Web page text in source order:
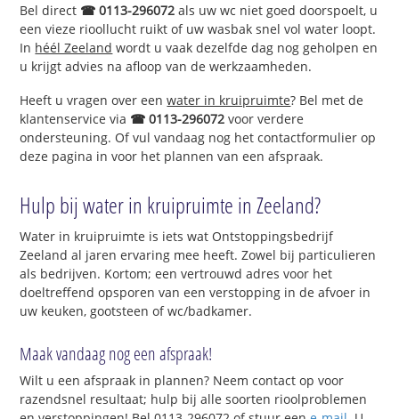
Bel direct ☎ 0113-296072 als uw wc niet goed doorspoelt, u
een vieze rioollucht ruikt of uw wasbak snel vol water loopt.
In héél Zeeland wordt u vaak dezelfde dag nog geholpen en
u krijgt advies na afloop van de werkzaamheden.
Heeft u vragen over eenwater in kruipruimte? Bel met de
klantenservice via ☎ 0113-296072 voor verdere
ondersteuning. Of vul vandaag nog het contactformulier op
deze pagina in voor het plannen van een afspraak.
Hulp bij water in kruipruimte in Zeeland?
Water in kruipruimte is iets wat Ontstoppingsbedrijf
Zeeland al jaren ervaring mee heeft. Zowel bij particulieren
als bedrijven. Kortom; een vertrouwd adres voor het
doeltreffend opsporen van een verstopping in de afvoer in
uw keuken, gootsteen of wc/badkamer.
Maak vandaag nog een afspraak!
Wilt u een afspraak in plannen? Neem contact op voor
razendsnel resultaat; hulp bij alle soorten rioolproblemen